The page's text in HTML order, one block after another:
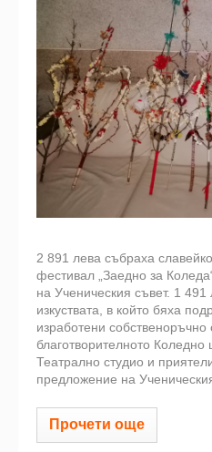
2 891 лева събраха
фестивал „Заедно за
на Ученическия съвет. 1
изкуствата, в който бяха
изработени
благотворителното Коледно
Театрално студио и
предложение на Ученическия
Прочети още